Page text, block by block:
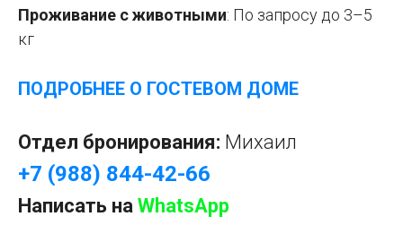
Проживание с животными: По запросу до 3–5
кг
ПОДРОБНЕЕ О ГОСТЕВОМ ДОМЕ
Отдел бронирования: Михаил
+7 (988) 844-42-66
Написать на WhatsApp